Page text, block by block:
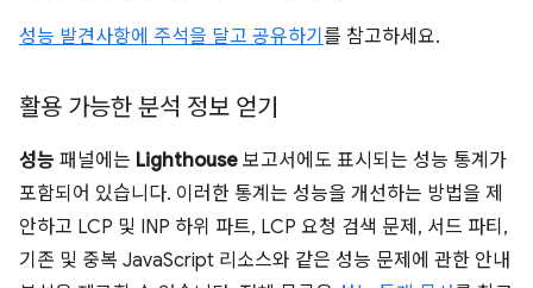
성능 발견사항에 주석을 달고 공유하기 를 참고하세요.
활용 가능한 분석 정보 얻기
성능 패널에는 Lighthouse 보고서에도 표시되는 성능 통계가
포함되어 있습니다. 이러한 통계는 성능을 개선하는 방법을 제
안하고 LCP 및 INP 하위 파트, LCP 요청 검색 문제, 서드 파티,
기존 및 중복 JavaScript 리소스와 같은 성능 문제에 관한 안내